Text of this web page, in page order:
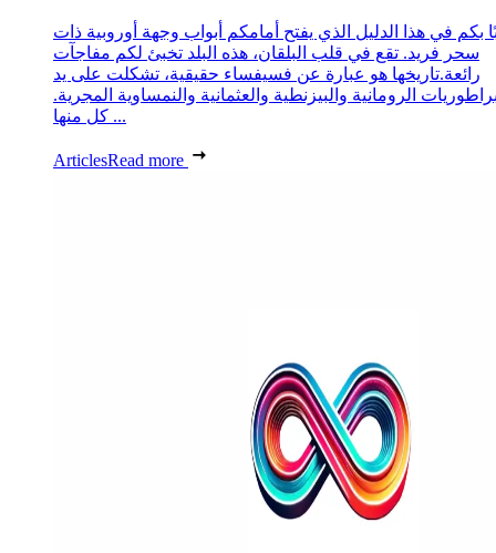
بكم في هذا الدليل الذي يفتح أمامكم أبواب وجهة أوروبية ذات
سحر فريد. تقع في قلب البلقان، هذه البلد تخبئ لكم مفاجآت
رائعة.تاريخها هو عبارة عن فسيفساء حقيقية، تشكلت على يد
الرومانية والبيزنطية والعثمانية والنمساوية المجرية.
كل منها ...
ArticlesRead more